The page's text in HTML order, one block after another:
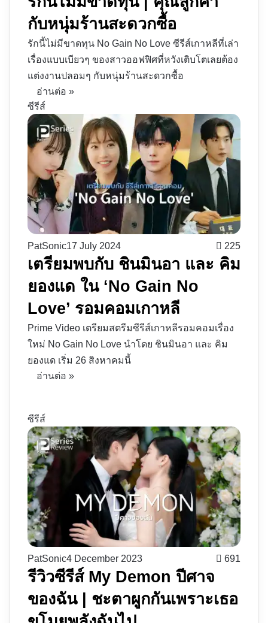
กับหนุ่มร้านสะดวกซื้อ
รักนี้ไม่มีขาดทุน No Gain No Love ซีรีส์เกาหลีที่เล่า
เรื่องแบบเบียวๆ ของสาวออฟฟิศที่หวังเติบโตเลยต้อง
แต่งงานปลอมๆ กับหนุ่มร้านสะดวกซื้อ
อ่านต่อ »
ซีรีส์
PatSonic17 July 2024 225
เตรียมพบกับ ชินมินอา และ คิม
ยองแด ใน ‘No Gain No
Love’ รอมคอมเกาหลี
Prime Video เตรียมสตรีมซีรีส์เกาหลีรอมคอมเรื่อง
ใหม่ No Gain No Love นำโดย ชินมินอา และ คิม
ยองแด เริ่ม 26 สิงหาคมนี้
อ่านต่อ »
ซีรีส์
PatSonic4 December 2023 691
รีวิวซีรีส์ My Demon ปีศาจ
ของฉัน | ชะตาผูกกันเพราะเธอ